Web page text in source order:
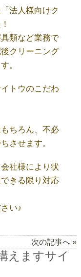
法人様向けク
類など業務で
クリーニング
。
トウのこだわ
ちろん、不必
させます。
社様により状
きる限り対応
い♪
次の記事へ »
えますサイ